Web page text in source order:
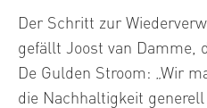
Der Schritt zur
gefällt Joost van Damme,
De Gulden Stroom: „Wir
die Nachhaltigkeit